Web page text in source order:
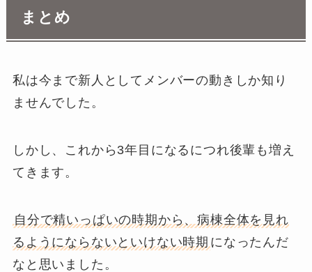
まとめ
私は今まで新人としてメンバーの動きしか知り
ませんでした。
しかし、これから3年目になるにつれ後輩も増え
てきます。
自分で精いっぱいの時期から、病棟全体を見れ
るようにならないといけない時期 になったんだ
なと思いました。